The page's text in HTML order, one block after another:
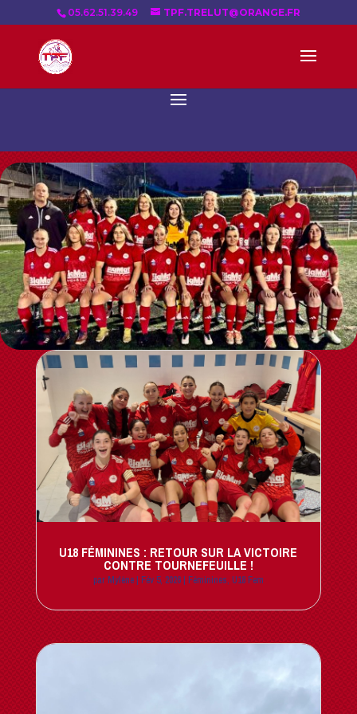
05.62.51.39.49 TPF.TRELUT@ORANGE.FR
U18 FÉMININES : RETOUR SUR LA VICTOIRE
CONTRE TOURNEFEUILLE !
par Mylène| Fév 5, 2026| Féminines, U18 Fem